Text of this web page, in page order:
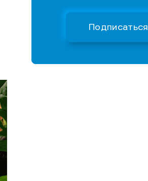
Подписаться